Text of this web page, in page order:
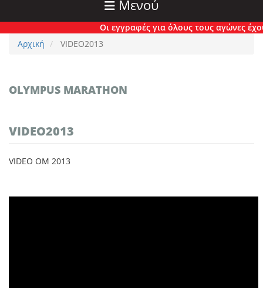
Μενού
Οι εγγραφές για όλους τους αγώνες
Αρχική
VIDEO2013
OLYMPUS MARATHON
VIDEO2013
VIDEO OM 2013